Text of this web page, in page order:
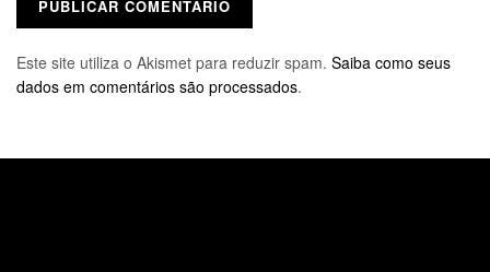
Este site utiliza o Akismet para reduzir spam. Saiba como seus
dados em comentários são processados.